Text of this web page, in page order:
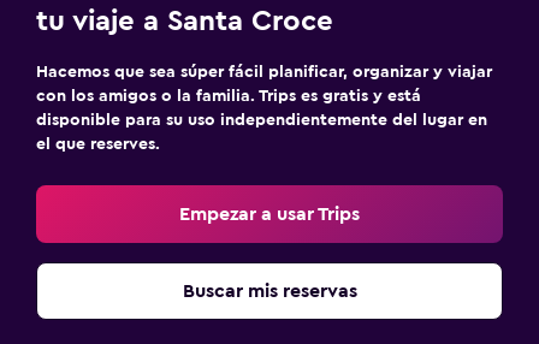
tu viaje a Santa Croce
Hacemos que sea súper fácil planificar, organizar y viajar
con los amigos o la familia. Trips es gratis y está
disponible para su uso independientemente del lugar en
el que reserves.
Empezar a usar Trips
Buscar mis reservas